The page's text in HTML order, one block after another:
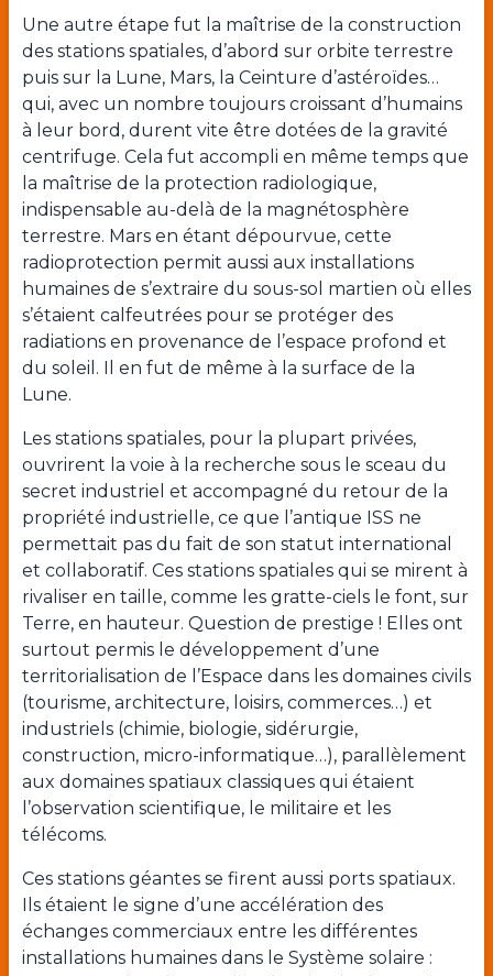
Une autre étape fut la maîtrise de la construction
des stations spatiales, d’abord sur orbite terrestre
puis sur la Lune, Mars, la Ceinture d’astéroïdes…
qui, avec un nombre toujours croissant d’humains
à leur bord, durent vite être dotées de la gravité
centrifuge. Cela fut accompli en même temps que
la maîtrise de la protection radiologique,
indispensable au-delà de la magnétosphère
terrestre. Mars en étant dépourvue, cette
radioprotection permit aussi aux installations
humaines de s’extraire du sous-sol martien où elles
s’étaient calfeutrées pour se protéger des
radiations en provenance de l’espace profond et
du soleil. Il en fut de même à la surface de la
Lune.
Les stations spatiales, pour la plupart privées,
ouvrirent la voie à la recherche sous le sceau du
secret industriel et accompagné du retour de la
propriété industrielle, ce que l’antique ISS ne
permettait pas du fait de son statut international
et collaboratif. Ces stations spatiales qui se mirent à
rivaliser en taille, comme les gratte-ciels le font, sur
Terre, en hauteur. Question de prestige ! Elles ont
surtout permis le développement d’une
territorialisation de l’Espace dans les domaines civils
(tourisme, architecture, loisirs, commerces…) et
industriels (chimie, biologie, sidérurgie,
construction, micro-informatique…), parallèlement
aux domaines spatiaux classiques qui étaient
l’observation scientifique, le militaire et les
télécoms.
Ces stations géantes se firent aussi ports spatiaux.
Ils étaient le signe d’une accélération des
échanges commerciaux entre les différentes
installations humaines dans le Système solaire :